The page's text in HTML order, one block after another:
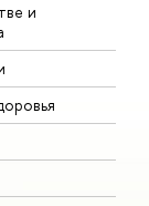
и